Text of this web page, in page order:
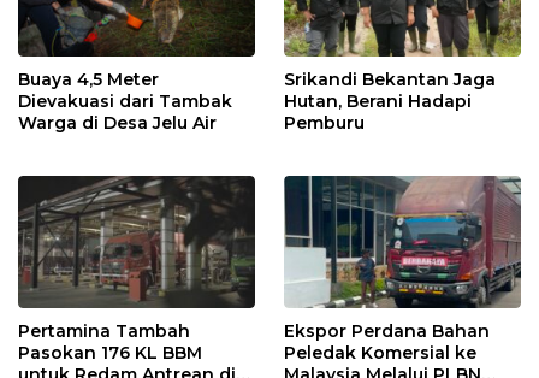
Buaya 4,5 Meter
Dievakuasi dari Tambak
Warga di Desa Jelu Air
Srikandi Bekantan Jaga
Hutan, Berani Hadapi
Pemburu
Pertamina Tambah
Pasokan 176 KL BBM
Ekspor Perdana Bahan
Peledak Komersial ke